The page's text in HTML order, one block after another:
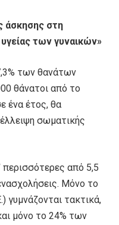
άσκησης στη
των γυναικών»
των θανάτων
θάνατοι από το
ένα έτος, θα
σωματικής
περισσότερες από 5,5
Μόνο το
γυμνάζονται τακτικά,
μόνο το 24% των